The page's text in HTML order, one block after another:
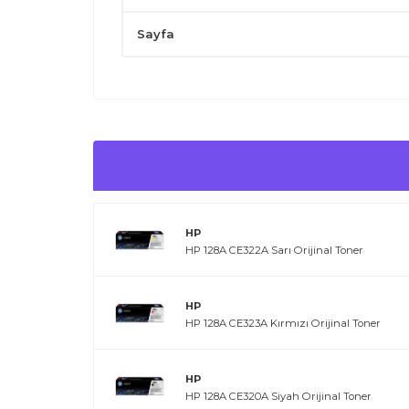
Orijinal toner kullanımı yazıcının ömrünü uzatır ve
Sayfa
HP
HP 128A CE322A Sarı Orijinal Toner
HP
HP 128A CE323A Kırmızı Orijinal Toner
HP
HP 128A CE320A Siyah Orijinal Toner